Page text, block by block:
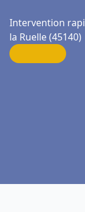
Intervention
la Ruelle (45140)